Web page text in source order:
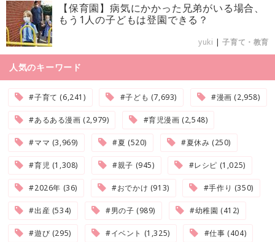
【保育園】病気にかかった兄弟がいる場合、
もう1人の子どもは登園できる？
yuki |子育て・教育
人気のキーワード
#子育て (6,241) #子ども (7,693) #漫画 (2,958)
#あるある漫画 (2,979) #育児漫画 (2,548)
#ママ (3,969) #夏 (520) #夏休み (250)
#育児 (1,308) #親子 (945) #レシピ (1,025)
#2026年 (36) #おでかけ (913) #手作り (350)
#出産 (534) #男の子 (989) #幼稚園 (412)
#遊び (295) #イベント (1,325) #仕事 (404)